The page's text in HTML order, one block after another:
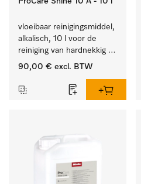
vloeibaar reinigingsmiddel,
alkalisch, 10 l voor de
reiniging van hardnekkig
vuil op serviesgoed,
90,00 € excl. BTW